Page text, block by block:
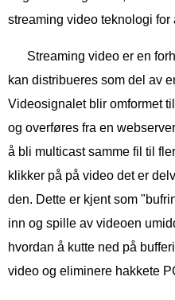
streaming video teknologi for
Streaming video er en
kan distribueres som del av
Videosignalet blir omformet
og overføres fra en
å bli multicast samme fil til
klikker på på video det er
den. Dette er kjent som
inn og spille av videoen
hvordan å kutte ned på
video og eliminere hakkete